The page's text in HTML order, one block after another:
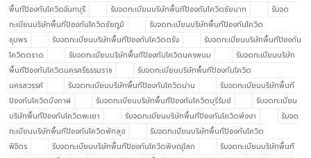
พื้นทีป้องกันโควิดจันทบุรี
รับจดทะเบียนบริษัทพื้นทีป้องกันโควิดชัยนาท
รับจด
ทะเบียนบริษัทพื้นทีป้องกันโควิดชัยภูมิ
รับจดทะเบียนบริษัทพื้นทีป้องกันโควิด
ชุมพร
รับจดทะเบียนบริษัทพื้นทีป้องกันโควิดตรัง
รับจดทะเบียนบริษัทพื้นทีป้องกัน
โควิดตราด
รับจดทะเบียนบริษัทพื้นทีป้องกันโควิดนครพนม
รับจดทะเบียนบริษัท
พื้นทีป้องกันโควิดนครศรีธรรมราช
รับจดทะเบียนบริษัทพื้นทีป้องกันโควิด
นครสวรรค์
รับจดทะเบียนบริษัทพื้นทีป้องกันโควิดน่าน
รับจดทะเบียนบริษัทพื้นที
ป้องกันโควิดบึงกาฬ
รับจดทะเบียนบริษัทพื้นทีป้องกันโควิดบุรีรัมย์
รับจดทะเบียน
บริษัทพื้นทีป้องกันโควิดพะเยา
รับจดทะเบียนบริษัทพื้นทีป้องกันโควิดพังงา
รับจด
ทะเบียนบริษัทพื้นทีป้องกันโควิดพัทลุง
รับจดทะเบียนบริษัทพื้นทีป้องกันโควิด
พิจิตร
รับจดทะเบียนบริษัทพื้นทีป้องกันโควิดพิษณุโลก
รับจดทะเบียนบริษัทพื้นที